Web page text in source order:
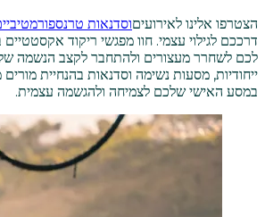
הצטרפו אלינו לאירועיםוסדנאות
דרככם לגילוי עצמי. חוו מפגשי ריקוד
לכם לשחרר מעצורים ולהתחבר לקצב הנשמה
ייחודיות, מסעות נשימה וסדנאות בהנחיית
במסע האישי שלכם לצמיחה ולהגשמה עצמית.